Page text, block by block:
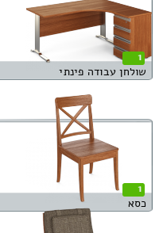
1
שולחן עבודה פינתי
1
כסא